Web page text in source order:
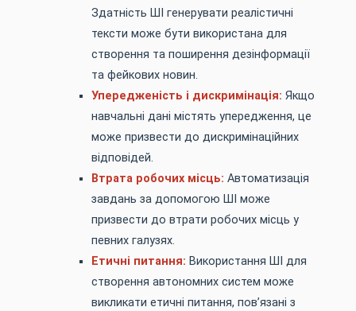
Здатність ШІ генерувати реалістичні
тексти може бути використана для
створення та поширення дезінформації
та фейкових новин.
Упередженість і дискримінація: Якщо
навчальні дані містять упередження, це
може призвести до дискримінаційних
відповідей.
Втрата робочих місць: Автоматизація
завдань за допомогою ШІ може
призвести до втрати робочих місць у
певних галузях.
Етичні питання: Використання ШІ для
створення автономних систем може
викликати етичні питання, пов’язані з